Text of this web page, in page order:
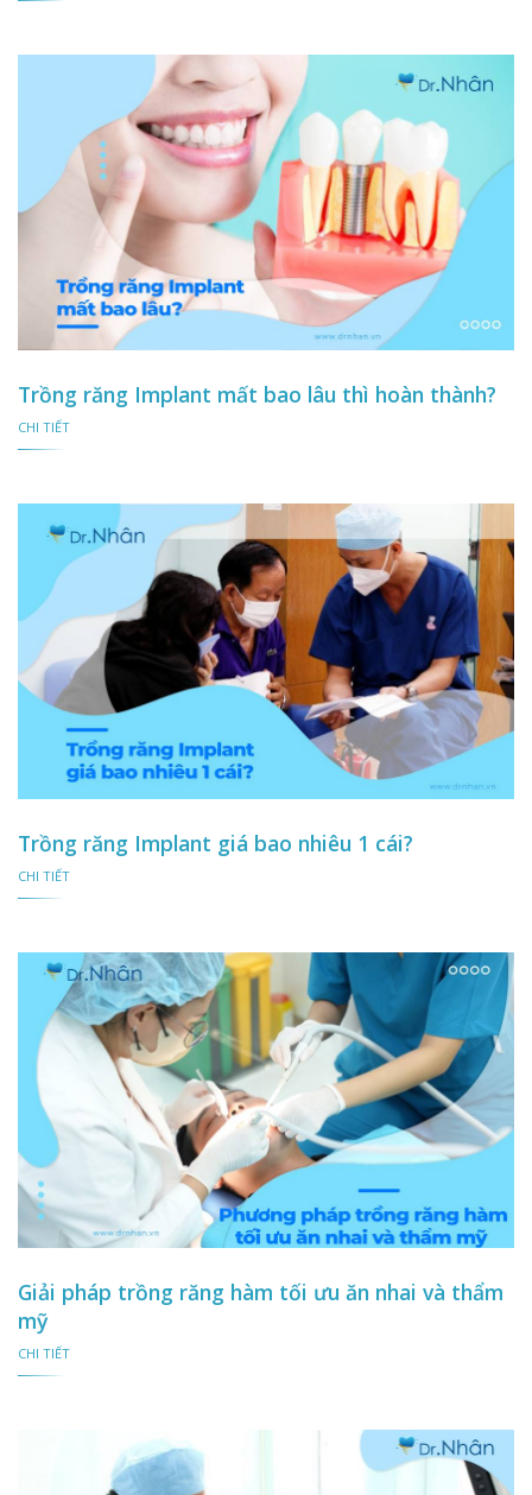
Trồng răng Implant mất bao lâu thì hoàn thành?
CHI TIẾT
Trồng răng Implant giá bao nhiêu 1 cái?
CHI TIẾT
Giải pháp trồng răng hàm tối ưu ăn nhai và thẩm
mỹ
CHI TIẾT